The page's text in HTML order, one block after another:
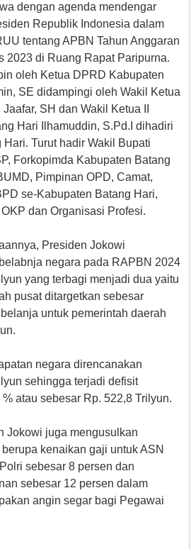
dengan agenda mendengar
Republik Indonesia dalam
tentang APBN Tahun Anggaran
2023 di Ruang Rapat Paripurna.
oleh Ketua DPRD Kabupaten
SE didampingi oleh Wakil Ketua
SH dan Wakil Ketua II
Hari Ilhamuddin, S.Pd.I dihadiri
Turut hadir Wakil Bupati
Forkopimda Kabupaten Batang
Pimpinan OPD, Camat,
se-Kabupaten Batang Hari,
dan Organisasi Profesi.
Presiden Jokowi
negara pada RAPBN 2024
yang terbagi menjadi dua yaitu
pusat ditargetkan sebesar
untuk pemerintah daerah
negara direncanakan
sehingga terjadi defisit
atau sebesar Rp. 522,8 Trilyun.
Jokowi juga mengusulkan
kenaikan gaji untuk ASN
sebesar 8 persen dan
sebesar 12 persen dalam
angin segar bagi Pegawai